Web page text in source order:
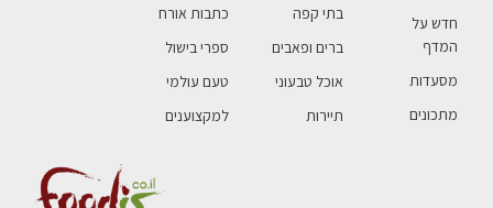
חדש על
המדף
מסעדות
מתכונים
בתי קפה
ברים ופאבים
אוכל טבעוני
תיירות
כתבות אורח
ספרי בישול
טעם עולמי
למקצוענים